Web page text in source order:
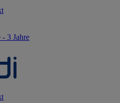
3 Jahre